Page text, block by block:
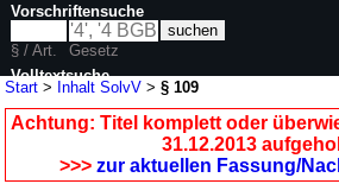
Start > Inhalt SolvV >§ 109
Achtung: Titel komplett oder
31.12.2013
>>> zur aktuellen Fassung/
Vorschriftensuche
§ / Art.
Gesetz
Volltextsuche
nur in SolvV